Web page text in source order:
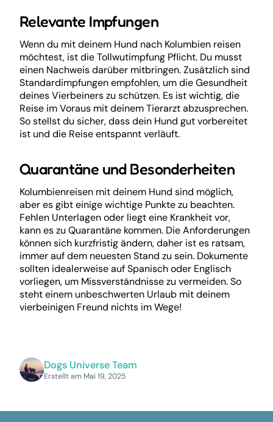
Dogs Universe Team
Erstellt am Mai 19, 2025
Relevante Impfungen
Wenn du mit deinem Hund nach Kolumbien reisen
möchtest, ist die Tollwutimpfung Pflicht. Du musst
einen Nachweis darüber mitbringen. Zusätzlich sind
Standardimpfungen empfohlen, um die Gesundheit
deines Vierbeiners zu schützen. Es ist wichtig, die
Reise im Voraus mit deinem Tierarzt abzusprechen.
So stellst du sicher, dass dein Hund gut vorbereitet
ist und die Reise entspannt verläuft.
Quarantäne und Besonderheiten
Kolumbienreisen mit deinem Hund sind möglich,
aber es gibt einige wichtige Punkte zu beachten.
Fehlen Unterlagen oder liegt eine Krankheit vor,
kann es zu Quarantäne kommen. Die Anforderungen
können sich kurzfristig ändern, daher ist es ratsam,
immer auf dem neuesten Stand zu sein. Dokumente
sollten idealerweise auf Spanisch oder Englisch
vorliegen, um Missverständnisse zu vermeiden. So
steht einem unbeschwerten Urlaub mit deinem
vierbeinigen Freund nichts im Wege!